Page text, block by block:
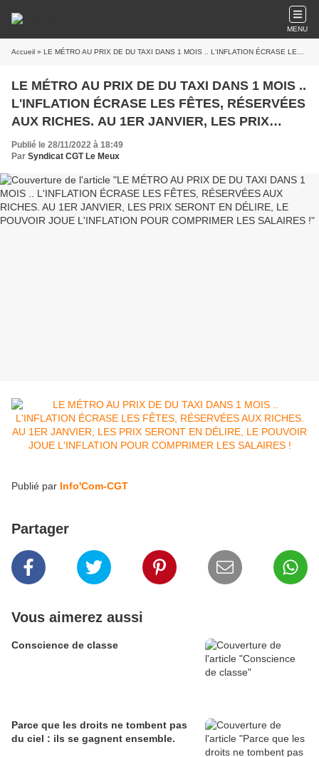
MENU
Accueil » LE MÉTRO AU PRIX DE DU TAXI DANS 1 MOIS .. L'INFLATION ÉCRASE LES FÊTES, RÉSERVÉES AUX RICHES. AU 1ER JANVIER, LES PRIX SERONT EN DÉLIRE, LE POUVOIR JOUE L'INFLATION POUR COMPRIMER LES SALAIRES !
LE MÉTRO AU PRIX DE DU TAXI DANS 1 MOIS ..
L'INFLATION ÉCRASE LES FÊTES, RÉSERVÉES
AUX RICHES. AU 1ER JANVIER, LES PRIX
SERONT EN DÉLIRE, LE POUVOIR JOUE
L'INFLATION POUR COMPRIMER LES
SALAIRES !
Publié le 28/11/2022 à 18:49
Par Syndicat CGT Le Meux
Publié par Info'Com-CGT
Partager
Vous aimerez aussi
Conscience de classe
Parce que les droits ne tombent pas
du ciel : ils se gagnent ensemble.